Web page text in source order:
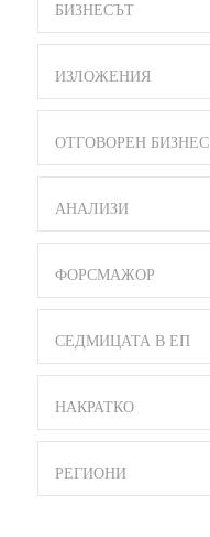
БИЗНЕСЪТ
ИЗЛОЖЕНИЯ
ОТГОВОРЕН БИЗНЕС
АНАЛИЗИ
ФОРСМАЖОР
СЕДМИЦАТА В ЕП
НАКРАТКО
РЕГИОНИ